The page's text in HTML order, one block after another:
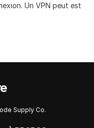
Un VPN peut est
Supply Co.